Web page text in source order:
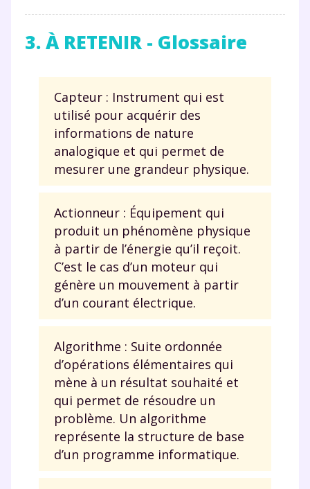
3. À RETENIR - Glossaire
Capteur : Instrument qui est
utilisé pour acquérir des
informations de nature
analogique et qui permet de
mesurer une grandeur physique.
Actionneur : Équipement qui
produit un phénomène physique
à partir de l’énergie qu’il reçoit.
C’est le cas d’un moteur qui
génère un mouvement à partir
d’un courant électrique.
Algorithme : Suite ordonnée
d’opérations élémentaires qui
mène à un résultat souhaité et
qui permet de résoudre un
problème. Un algorithme
représente la structure de base
d’un programme informatique.